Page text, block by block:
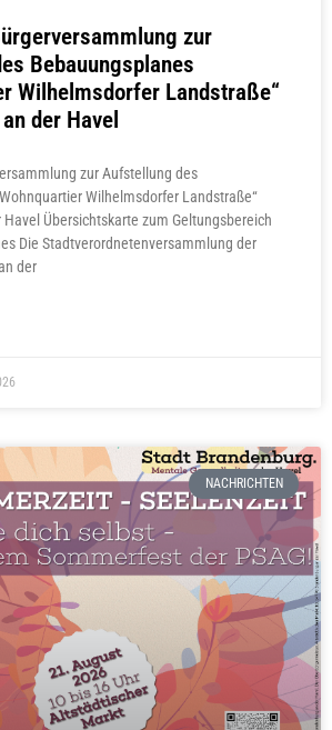
zur
Bebauungsplanes
Wilhelmsdorfer Landstraße“
der Havel
zur Aufstellung des
Wilhelmsdorfer Landstraße“
Übersichtskarte zum Geltungsbereich
Die Stadtverordnetenversammlung der
der
NACHRICHTEN